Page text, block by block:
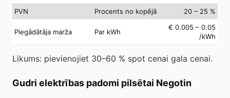
PVN
Procents no kopējā 20 – 25 %
Piegādātāja marža Par kWh
€ 0.005 – 0.05
/kWh
Likums: pievienojiet 30–60 % spot cenai gala cenai.
Gudri elektrības padomi pilsētai Negotin